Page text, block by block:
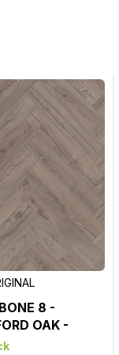
8 -
OAK -